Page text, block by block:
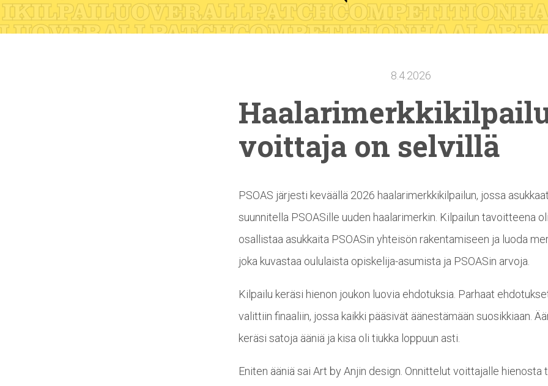
8.4.2026
voittaja on selvillä
PSOAS järjesti keväällä 2026 haalarimerkkikilpailun, jossa
suunnitella PSOASille uuden haalarimerkin. Kilpailun tavoitteena oli
osallistaa asukkaita PSOASin yhteisön rakentamiseen ja luoda
joka kuvastaa oululaista opiskelija-asumista ja PSOASin arvoja.
Kilpailu keräsi hienon joukon luovia ehdotuksia. Parhaat
valittiin finaaliin, jossa kaikki pääsivät äänestämään suosikkiaan.
keräsi satoja ääniä ja kisa oli tiukka loppuun asti.
Eniten ääniä sai Art by Anjin design. Onnittelut voittajalle hienosta